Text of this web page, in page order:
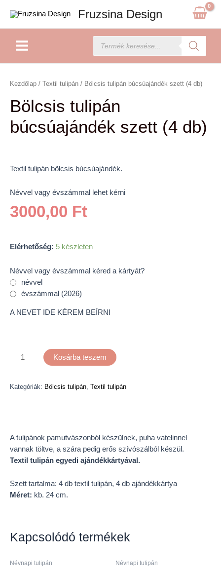
content
Fruzsina Design
Products
search
Kezdőlap / Textil tulipán / Bölcsis tulipán búcsúajándék szett (4 db)
Bölcsis tulipán
búcsúajándék szett (4 db)
Textil tulipán bölcsis búcsúajándék.
Névvel vagy évszámmal lehet kérni
3000,00 Ft
Elérhetőség: 5 készleten
Névvel vagy évszámmal kéred a kártyát?
névvel
évszámmal (2026)
A NEVET IDE KÉREM BEÍRNI
tulipán
szett
(4
db)
Kosárba teszem
Kategóriák: Bölcsis tulipán, Textil tulipán
A tulipánok pamutvászonból készülnek, puha vatelinnel
vannak töltve, a szára pedig erős szívószálból készül.
Textil tulipán egyedi ajándékkártyával.
Szett tartalma: 4 db textil tulipán, 4 db ajándékkártya
Méret: kb. 24 cm.
Kapcsolódó termékek
Névnapi tulipán Névnapi tulipán